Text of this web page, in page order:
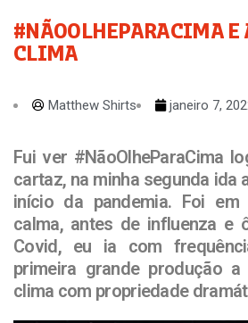
#NÃOOLHEPARACIMA E
CLIMA
Matthew Shirts janeiro 7,
Fui ver #NãoOlheParaCima
cartaz, na minha segunda ida
início da pandemia. Foi
calma, antes de influenza e
Covid, eu ia com
primeira grande produção
clima com propriedade